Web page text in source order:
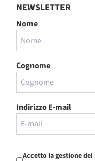
NEWSLETTER
Nome
Cognome
Indirizzo E-mail
Accetto la gestione